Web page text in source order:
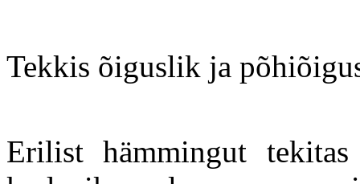
Tekkis õiguslik ja
Erilist hämmingut